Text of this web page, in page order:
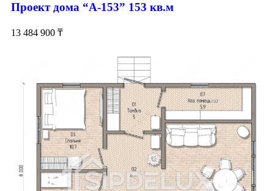
Проект дома “А-153” 153 кв.м
13 484 900 ₸